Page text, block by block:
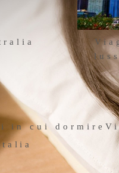
in cui dormire